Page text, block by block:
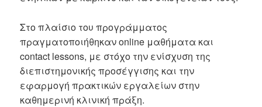
Στο πλαίσιο του προγράμματος
πραγματοποιήθηκαν online μαθήματα και
contact lessons, με στόχο την ενίσχυση της
διεπιστημονικής προσέγγισης και την
εφαρμογή πρακτικών εργαλείων στην
καθημερινή κλινική πράξη.